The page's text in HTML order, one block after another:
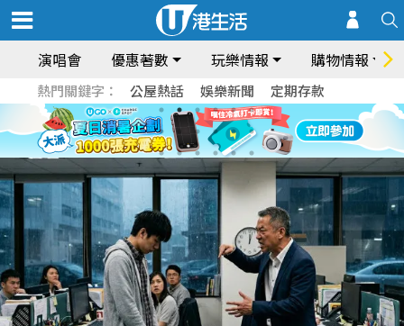
演唱會 優惠著數 玩樂情報 購物情報
熱門關鍵字： 公屋熱話 娛樂新聞 定期存款